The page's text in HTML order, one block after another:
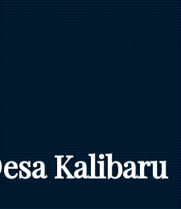
Kalibaru